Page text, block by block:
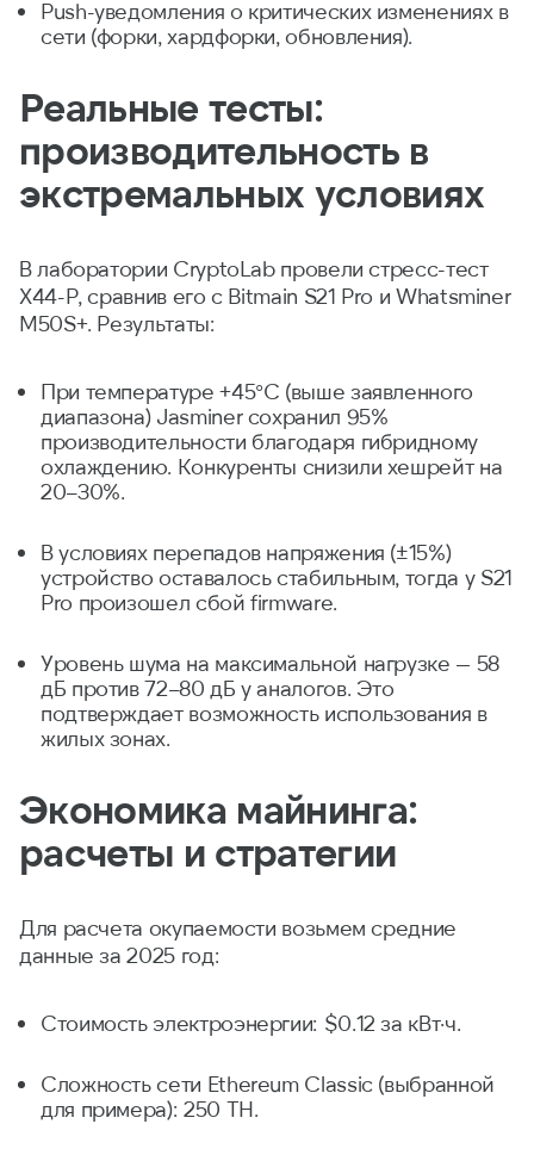
Push-уведомления о критических изменениях в
сети (форки, хардфорки, обновления).
Реальные тесты:
производительность в
экстремальных условиях
В лаборатории CryptoLab провели стресс-тест
X44-P, сравнив его с Bitmain S21 Pro и Whatsminer
M50S+. Результаты:
При температуре +45°C (выше заявленного
диапазона) Jasminer сохранил 95%
производительности благодаря гибридному
охлаждению. Конкуренты снизили хешрейт на
20–30%.
В условиях перепадов напряжения (±15%)
устройство оставалось стабильным, тогда у S21
Pro произошел сбой firmware.
Уровень шума на максимальной нагрузке — 58
дБ против 72–80 дБ у аналогов. Это
подтверждает возможность использования в
жилых зонах.
Экономика майнинга:
расчеты и стратегии
Для расчета окупаемости возьмем средние
данные за 2025 год:
Стоимость электроэнергии: $0.12 за кВт·ч.
Сложность сети Ethereum Classic (выбранной
для примера): 250 TH.